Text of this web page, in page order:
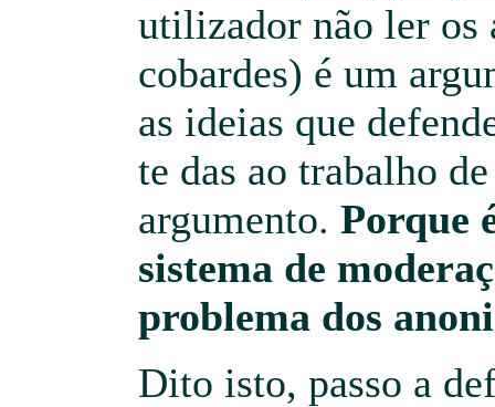
utilizador não ler os
cobardes) é um
as ideias que
te das ao trabalho
argumento. Porque
sistema de
problema dos
Dito isto, passo a